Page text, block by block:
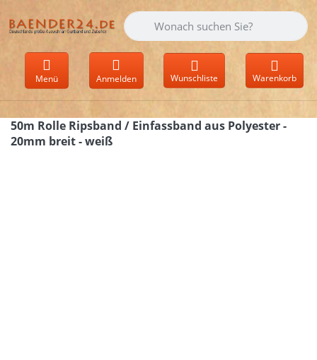
Geben Sie einen Suchbegriff ein.
Menü Anmelden Wunschliste Warenkorb
50m Rolle Ripsband / Einfassband aus Polyester -
20mm breit - weiß